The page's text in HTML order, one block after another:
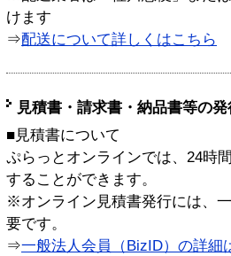
けます
⇒配送について詳しくはこちら
見積書・請求書・納品書等の
■見積書について
ぷらっとオンラインでは、24時
することができます。
※オンライン見積書発行には、
要です。
⇒一般法人会員（BizID）の詳細